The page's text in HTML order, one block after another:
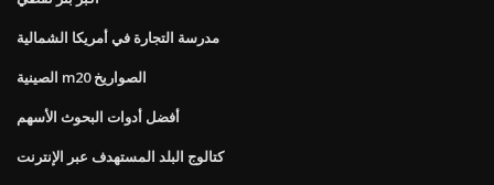
مدرسة التجارة في أمريكا الشمالية
الصينية m20 الصواريخ
أفضل أدوات البحوث الأسهم
كتالوج البلد المستهدف عبر الإنترنت